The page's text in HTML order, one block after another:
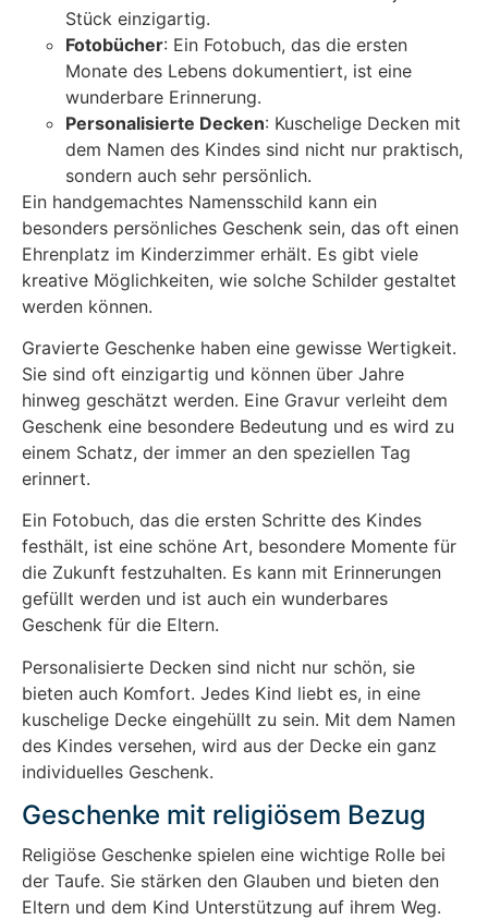
Stück einzigartig.
Fotobücher: Ein Fotobuch, das die ersten
Monate des Lebens dokumentiert, ist eine
wunderbare Erinnerung.
Personalisierte Decken: Kuschelige Decken mit
dem Namen des Kindes sind nicht nur praktisch,
sondern auch sehr persönlich.
Ein handgemachtes Namensschild kann ein
besonders persönliches Geschenk sein, das oft einen
Ehrenplatz im Kinderzimmer erhält. Es gibt viele
kreative Möglichkeiten, wie solche Schilder gestaltet
werden können.
Gravierte Geschenke haben eine gewisse Wertigkeit.
Sie sind oft einzigartig und können über Jahre
hinweg geschätzt werden. Eine Gravur verleiht dem
Geschenk eine besondere Bedeutung und es wird zu
einem Schatz, der immer an den speziellen Tag
erinnert.
Ein Fotobuch, das die ersten Schritte des Kindes
festhält, ist eine schöne Art, besondere Momente für
die Zukunft festzuhalten. Es kann mit Erinnerungen
gefüllt werden und ist auch ein wunderbares
Geschenk für die Eltern.
Personalisierte Decken sind nicht nur schön, sie
bieten auch Komfort. Jedes Kind liebt es, in eine
kuschelige Decke eingehüllt zu sein. Mit dem Namen
des Kindes versehen, wird aus der Decke ein ganz
individuelles Geschenk.
Geschenke mit religiösem Bezug
Religiöse Geschenke spielen eine wichtige Rolle bei
der Taufe. Sie stärken den Glauben und bieten den
Eltern und dem Kind Unterstützung auf ihrem Weg.